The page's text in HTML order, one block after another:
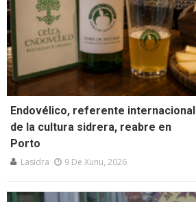
Endovélico, referente internacional
de la cultura sidrera, reabre en
Porto
Lasidra 9 De Xunu, 2026